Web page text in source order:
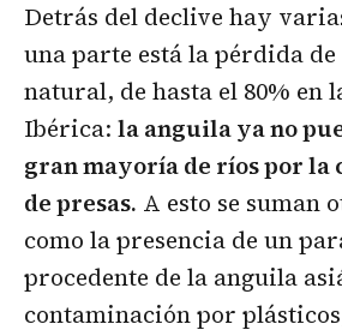
Detrás del declive hay
una parte está la pérdida
natural, de hasta el 80% en
Ibérica: la anguila ya no
gran mayoría de ríos por la
de presas. A esto se suman
como la presencia de un
procedente de la anguila
contaminación por